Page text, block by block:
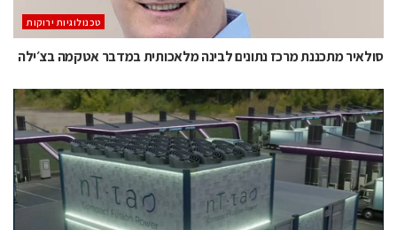
‫טכנולוגיות ירוקות‬
סולאיר מתכננת מרכז נתונים לבינה מלאכותית במדבר אטקמה בצ׳ילה